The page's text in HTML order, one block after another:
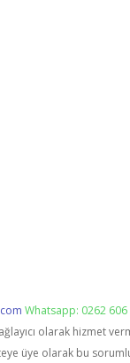
Whatsapp: 0262 606
olarak
üye olarak bu